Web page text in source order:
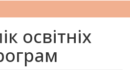
освітніх